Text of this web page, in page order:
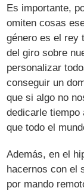
Es importante,
omiten cosas
género es el rey
del giro sobre
personalizar
conseguir un
que si algo no
dedicarle tiempo
que todo el
Además, en el
hacernos con el
por mando